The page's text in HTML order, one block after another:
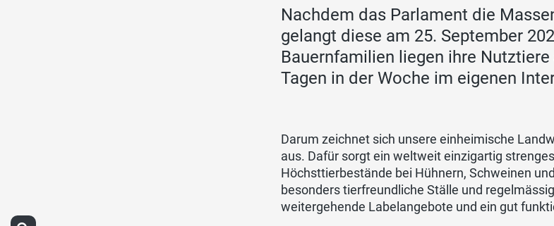
Nachdem das Parlament die
gelangt diese am 25. September
Bauernfamilien liegen ihre
Tagen in der Woche im eigenen
Darum zeichnet sich unsere einheimische
aus. Dafür sorgt ein weltweit einzigartig
Höchsttierbestände bei Hühnern, Schweinen
besonders tierfreundliche Ställe und
weitergehende Labelangebote und ein gut